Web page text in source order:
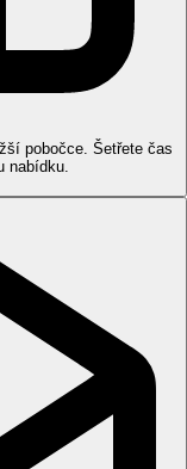
vstup do moře,
slunečníky a osušky
vyžádání).
hotelu.
pobočce. Šetřete čas
nabídku.